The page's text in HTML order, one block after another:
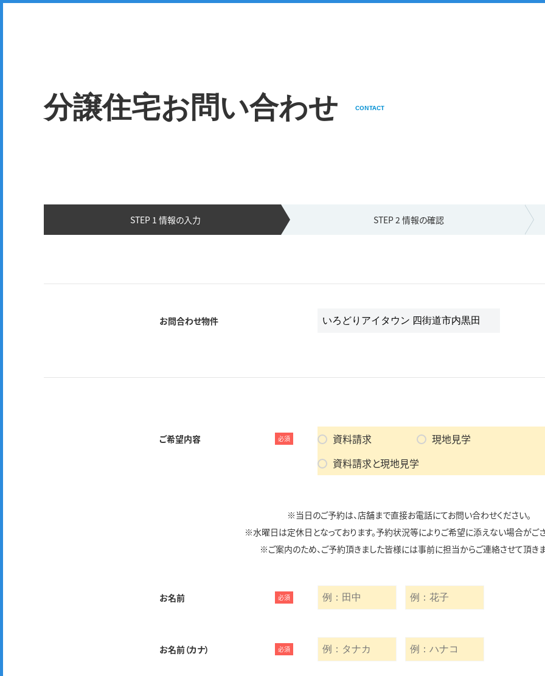
分譲住宅お問い合わせ CONTACT
STEP 1 情報の入力 STEP 2 情報の確認
お問合わせ物件
ご希望内容 必須 資料請求
現地見学
資料請求と現地見学
※当日のご予約は、店舗まで直接お電話にてお問い合わせください。
※水曜日は定休日となっております。予約状況等によりご希望に添えない場合がござ
※ご案内のため、ご予約頂きました皆様には事前に担当からご連絡させて頂きま
お名前 必須
お名前（カナ） 必須